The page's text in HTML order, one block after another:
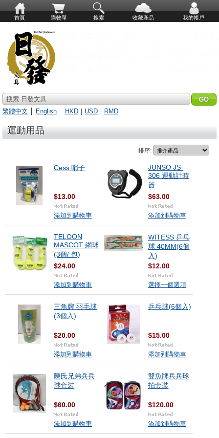
首頁 購物單 搜索 收藏產品 我的帳戶
搜索 日發文具
繁體中文
English HKD ｜ USD ｜ RMD
運動用品
排序:
Cess 哨子
$13.00
添加到購物車
JUNSO JS-
306 運動計時
器
$63.00
添加到購物車
TELOON
MASCOT 網球
(3個/ 包)
$24.00
添加到購物車
WITESS 乒乓
球 40MM(6個
入)
$12.00
選擇一個選項
三魚牌 羽毛球
(3個入)
$20.00
添加到購物車
乒乓球(6個入)
$15.00
添加到購物車
陳氏兄弟兵兵
球套裝
$60.00
添加到購物車
雙魚牌兵兵球
拍套裝
$120.00
添加到購物車